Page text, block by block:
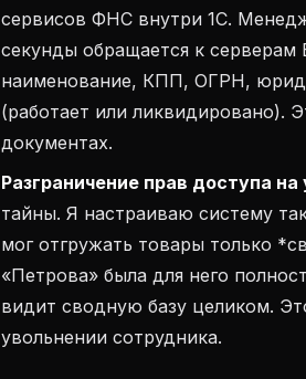
сервисов ФНС внутри 1С.
секунды обращается к
наименование, КПП, ОГРН,
(работает или ликвидировано).
документах.
Разграничение прав доступа на
тайны. Я настраиваю систему
мог отгружать товары только
«Петрова» была для него
видит сводную базу целиком.
увольнении сотрудника.